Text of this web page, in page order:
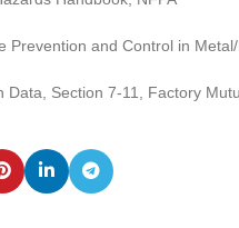
Prevention and Control in
Data, Section 7-11, Factory